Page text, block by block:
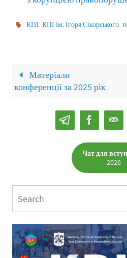
КПІ,КПІ ім. Ігоря Сікорського,
Матеріали
конференції за 2025 рік
Чат для
2026